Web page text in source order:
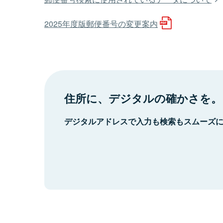
2025年度版郵便番号の変更案内
住所に、デジタルの確かさを。
デジタルアドレスで入力も検索もスムーズ